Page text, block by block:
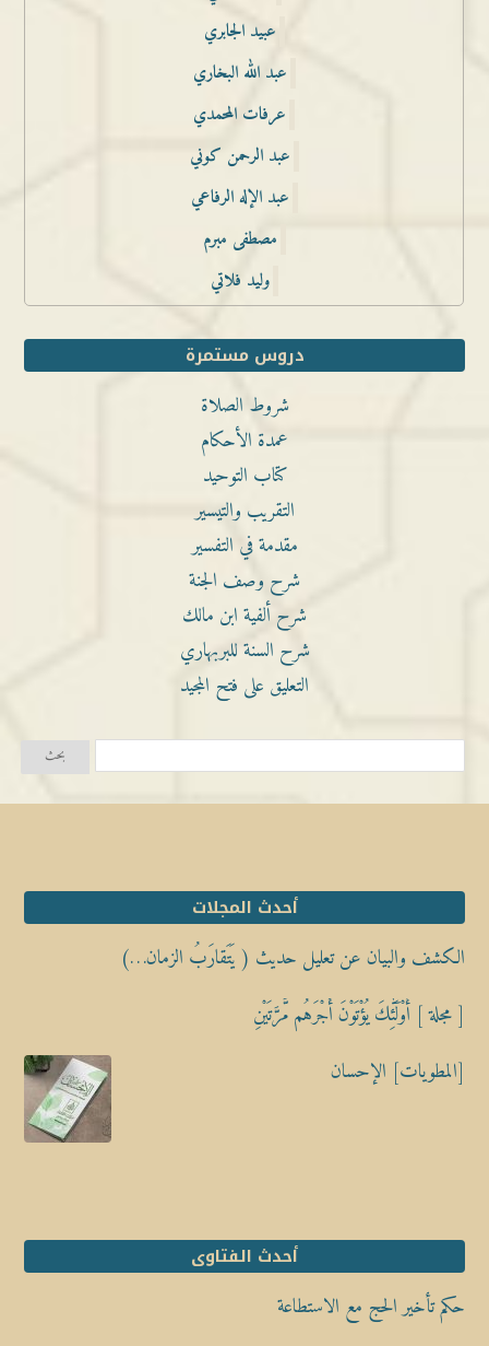
عبيد الجابري
عبد الله البخاري
عرفات المحمدي
عبد الرحمن كوني
عبد الإله الرفاعي
مصطفى مبرم
وليد فلاتي
دروس مستمرة
شروط الصلاة
عمدة الأحكام
كتاب التوحيد
التقريب والتيسير
مقدمة في التفسير
شرح وصف الجنة
شرح ألفية ابن مالك
شرح السنة للبربهاري
التعليق على فتح المجيد
أحدث المجلات
الكشف والبيان عن تعليل حديث ( يَتَقارَبُ الزمان…)
[ مجلة ] أُوْلَٰٓئِكَ يُؤْتَوْنَ أَجْرَهُم مَّرَّتَيْنِ
[المطويات] الإحسان
أحدث الفتاوى
حكم تأخير الحج مع الاستطاعة